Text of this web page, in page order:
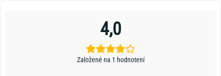
4,0
Založené na 1 hodnotení